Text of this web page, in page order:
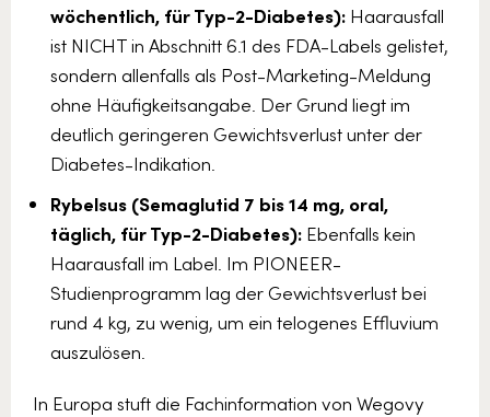
wöchentlich, für Typ-2-Diabetes): Haarausfall
ist NICHT in Abschnitt 6.1 des FDA-Labels gelistet,
sondern allenfalls als Post-Marketing-Meldung
ohne Häufigkeitsangabe. Der Grund liegt im
deutlich geringeren Gewichtsverlust unter der
Diabetes-Indikation.
Rybelsus (Semaglutid 7 bis 14 mg, oral,
täglich, für Typ-2-Diabetes): Ebenfalls kein
Haarausfall im Label. Im PIONEER-
Studienprogramm lag der Gewichtsverlust bei
rund 4 kg, zu wenig, um ein telogenes Effluvium
auszulösen.
In Europa stuft die Fachinformation von Wegovy